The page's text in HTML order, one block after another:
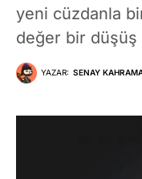
yeni cüzdanla
değer bir düşüş
YAZAR: SENAY